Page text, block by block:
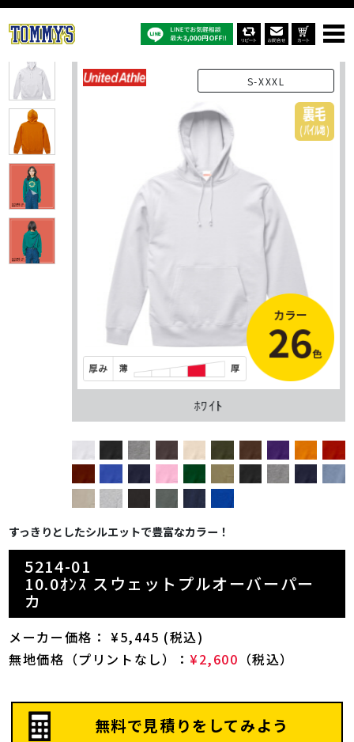
5214-01：10.0ｵﾝｽ スウェットプルオーバーパーカ
S-XXXL
ﾎﾜｲﾄ
すっきりとしたシルエットで豊富なカラー！
5214-01
10.0ｵﾝｽ スウェットプルオーバーパー
カ
メーカー価格： ¥5,445 (税込)
無地価格（プリントなし）： ¥2,600 （税込）
無料で見積りをしてみよう